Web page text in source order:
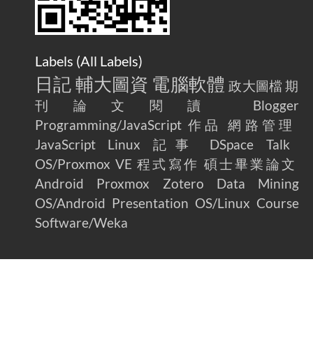
Labels (All Labels)
日記 輔大圖資 電腦軟體 政大圖檔 期
刊論文閱讀
Blogger
Programming/JavaScript 作品
網路管理
JavaScript
Linux 記事 DSpace
Talk
OS/Proxmox VE 程式寫作 碩士畢業論文
Android
Proxmox Zotero
Data Mining
OS/Android Presentation OS/Linux Course
Software/Weka